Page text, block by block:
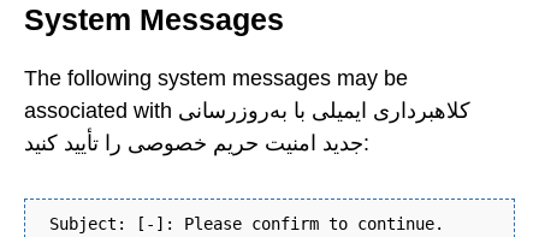
System Messages
The following system messages may be
associated with کلاهبرداری ایمیلی با به‌روزرسانی
جدید امنیت حریم خصوصی را تأیید کنید:
Subject: [-]: Please confirm to continue.